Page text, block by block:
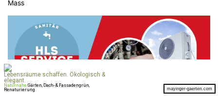
Mass